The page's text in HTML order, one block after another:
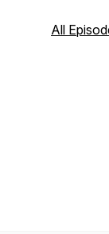
van Gool.
All